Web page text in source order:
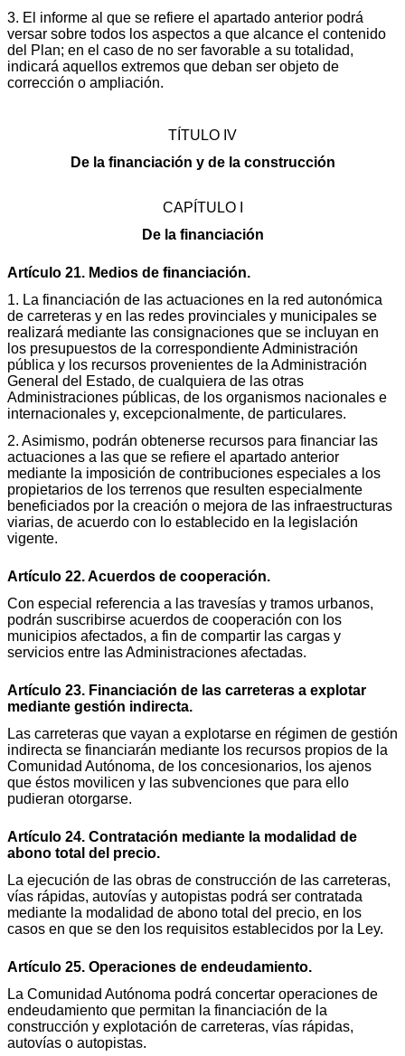
3. El informe al que se refiere el apartado anterior podrá
versar sobre todos los aspectos a que alcance el contenido
del Plan; en el caso de no ser favorable a su totalidad,
indicará aquellos extremos que deban ser objeto de
corrección o ampliación.
TÍTULO IV
De la financiación y de la construcción
CAPÍTULO I
De la financiación
Artículo 21. Medios de financiación.
1. La financiación de las actuaciones en la red autonómica
de carreteras y en las redes provinciales y municipales se
realizará mediante las consignaciones que se incluyan en
los presupuestos de la correspondiente Administración
pública y los recursos provenientes de la Administración
General del Estado, de cualquiera de las otras
Administraciones públicas, de los organismos nacionales e
internacionales y, excepcionalmente, de particulares.
2. Asimismo, podrán obtenerse recursos para financiar las
actuaciones a las que se refiere el apartado anterior
mediante la imposición de contribuciones especiales a los
propietarios de los terrenos que resulten especialmente
beneficiados por la creación o mejora de las infraestructuras
viarias, de acuerdo con lo establecido en la legislación
vigente.
Artículo 22. Acuerdos de cooperación.
Con especial referencia a las travesías y tramos urbanos,
podrán suscribirse acuerdos de cooperación con los
municipios afectados, a fin de compartir las cargas y
servicios entre las Administraciones afectadas.
Artículo 23. Financiación de las carreteras a explotar
mediante gestión indirecta.
Las carreteras que vayan a explotarse en régimen de gestión
indirecta se financiarán mediante los recursos propios de la
Comunidad Autónoma, de los concesionarios, los ajenos
que éstos movilicen y las subvenciones que para ello
pudieran otorgarse.
Artículo 24. Contratación mediante la modalidad de
abono total del precio.
La ejecución de las obras de construcción de las carreteras,
vías rápidas, autovías y autopistas podrá ser contratada
mediante la modalidad de abono total del precio, en los
casos en que se den los requisitos establecidos por la Ley.
Artículo 25. Operaciones de endeudamiento.
La Comunidad Autónoma podrá concertar operaciones de
endeudamiento que permitan la financiación de la
construcción y explotación de carreteras, vías rápidas,
autovías o autopistas.